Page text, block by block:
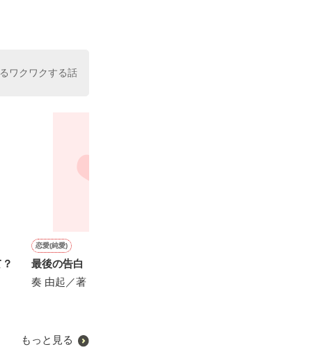
居まで提案
ワクワクする話
恋愛(純愛)
最後の告白
奏 由起／著
もっと見る